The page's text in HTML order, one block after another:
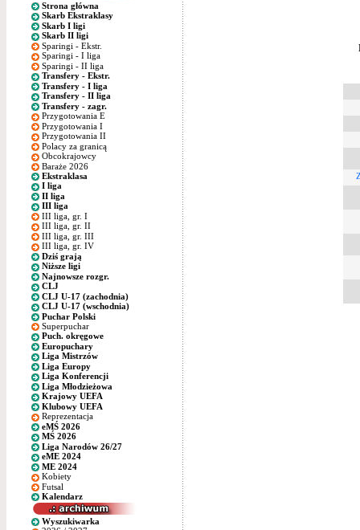
Strona główna
Skarb Ekstraklasy
Skarb I ligi
Skarb II ligi
Sparingi - Ekstr.
Sparingi - I liga
Sparingi - II liga
Transfery - Ekstr.
Transfery - I liga
Transfery - II liga
Transfery - zagr.
Przygotowania E
Przygotowania I
Przygotowania II
Polacy za granicą
Obcokrajowcy
Baraże 2026
Ekstraklasa
I liga
II liga
III liga
III liga, gr. I
III liga, gr. II
III liga, gr. III
III liga, gr. IV
Dziś grają
Niższe ligi
Najnowsze rozgr.
CLJ
CLJ U-17 (zachodnia)
CLJ U-17 (wschodnia)
Puchar Polski
Superpuchar
Puch. okręgowe
Europuchary
Liga Mistrzów
Liga Europy
Liga Konferencji
Liga Młodzieżowa
Krajowy UEFA
Klubowy UEFA
Reprezentacja
eMŚ 2026
MŚ 2026
Liga Narodów 26/27
eME 2024
ME 2024
Kobiety
Futsal
Kalendarz
Wyszukiwarka